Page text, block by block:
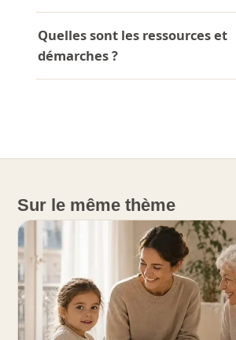
Quelles sont les ressources et
démarches ?
Sur le même thème